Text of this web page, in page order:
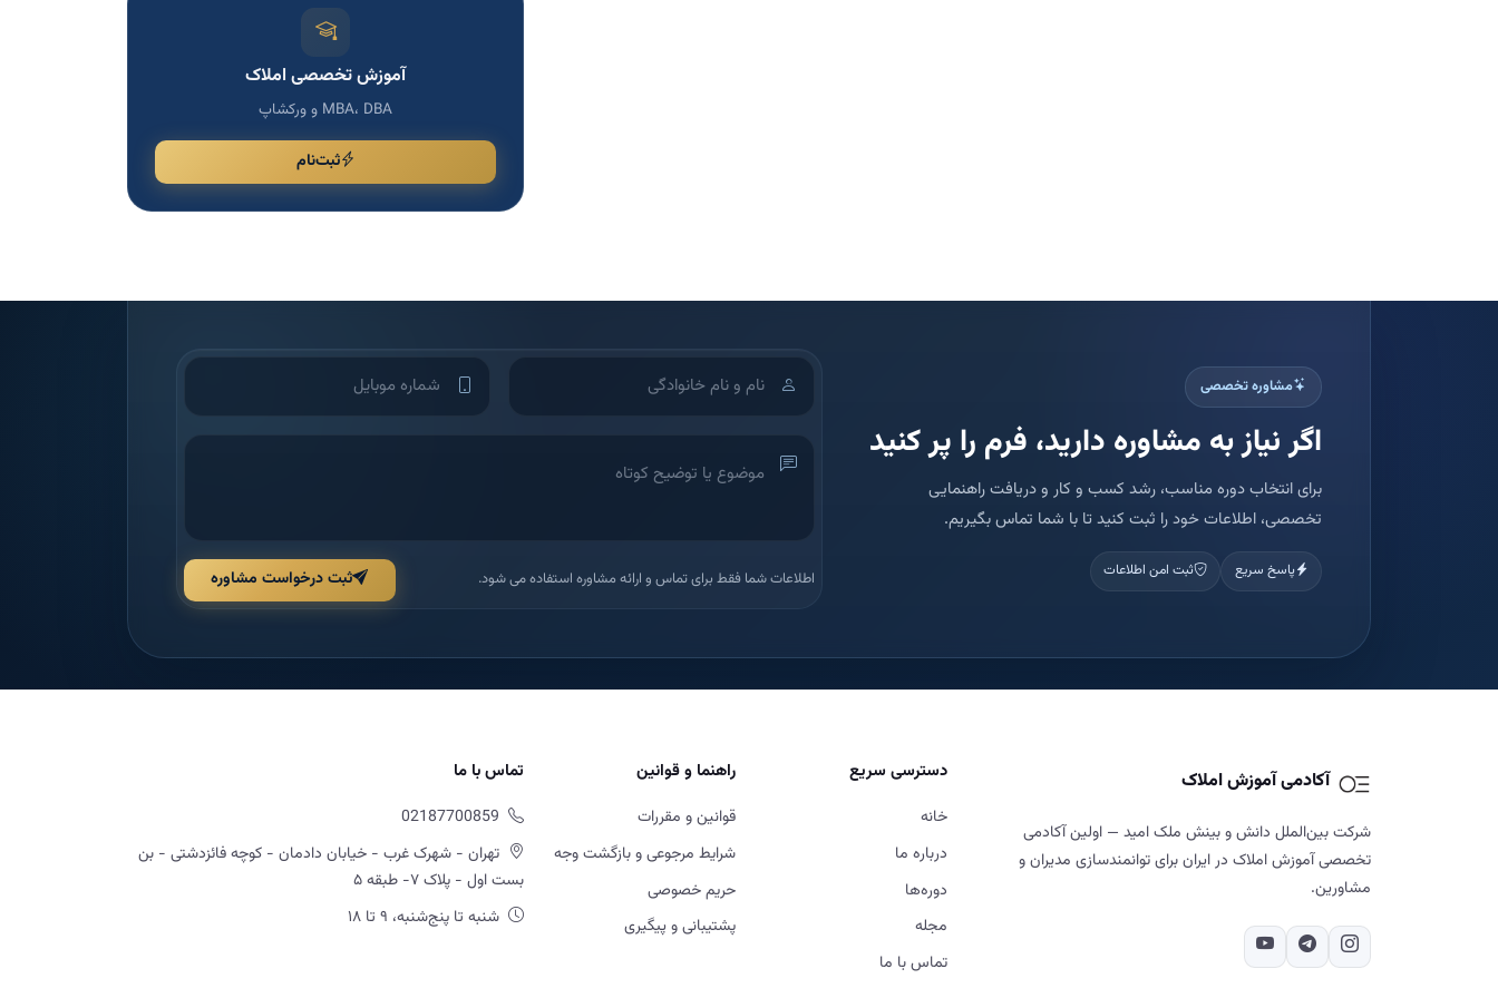
آموزش تخصصی املاک
MBA، DBA و ورکشاپ
ثبت‌نام
مشاوره تخصصی
اگر نیاز به مشاوره دارید، فرم را پر کنید
برای انتخاب دوره مناسب، رشد کسب و کار و دریافت راهنمایی
تخصصی، اطلاعات خود را ثبت کنید تا با شما تماس بگیریم.
پاسخ سریع ثبت امن اطلاعات اطلاعات شما فقط برای تماس و ارائه مشاوره استفاده می شود. ثبت درخواست مشاوره
آکادمی آموزش املاک
شرکت بین‌الملل دانش و بینش ملک امید — اولین آکادمی
تخصصی آموزش املاک در ایران برای توانمندسازی مدیران و
مشاورین.
دسترسی سریع
خانه
درباره ما
دوره‌ها
مجله
تماس با ما
راهنما و قوانین
قوانین و مقررات
شرایط مرجوعی و بازگشت وجه
حریم خصوصی
پشتیبانی و پیگیری
تماس با ما
02187700859
تهران - شهرک غرب - خیابان دادمان - کوچه فائزدشتی - بن
بست اول - پلاک ۷- طبقه ۵
شنبه تا پنج‌شنبه، ۹ تا ۱۸